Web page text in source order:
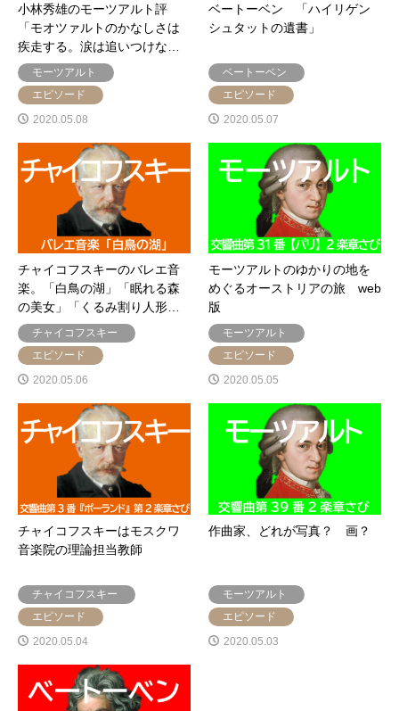
小林秀雄のモーツアルト評
「モオツァルトのかなしさは
疾走する。涙は追いつけな…
モーツアルト
エピソード
2020.05.08
ベートーベン 「ハイリゲン
シュタットの遺書」
ベートーベン
エピソード
2020.05.07
チャイコフスキーのバレエ音
楽。「白鳥の湖」「眠れる森
の美女」「くるみ割り人形…
チャイコフスキー
エピソード
2020.05.06
モーツアルトのゆかりの地を
めぐるオーストリアの旅 web
版
モーツアルト
エピソード
2020.05.05
チャイコフスキーはモスクワ
音楽院の理論担当教師
チャイコフスキー
エピソード
2020.05.04
作曲家、どれが写真？ 画？
モーツアルト
エピソード
2020.05.03